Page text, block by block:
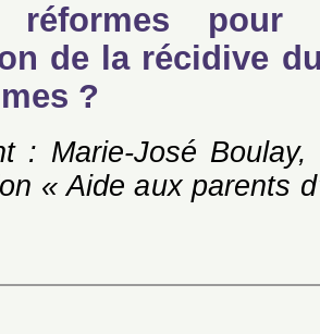
réformes pour
de la récidive
?
: Marie-José
« Aide aux parents